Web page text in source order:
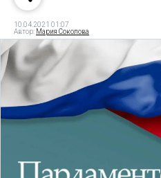
10.04.2021 01:07
Автор: Мария Соколова